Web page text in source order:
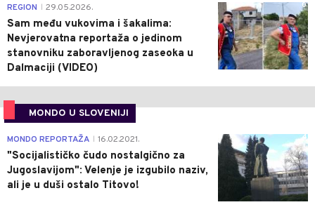
0
REGION 29.05.2026.
Sam među vukovima i šakalima:
Nevjerovatna reportaža o jedinom
stanovniku zaboravljenog zaseoka u
Dalmaciji (VIDEO)
MONDO U SLOVENIJI
4
MONDO REPORTAŽA 16.02.2021.
"Socijalističko čudo nostalgično za
Jugoslavijom": Velenje je izgubilo naziv,
ali je u duši ostalo Titovo!